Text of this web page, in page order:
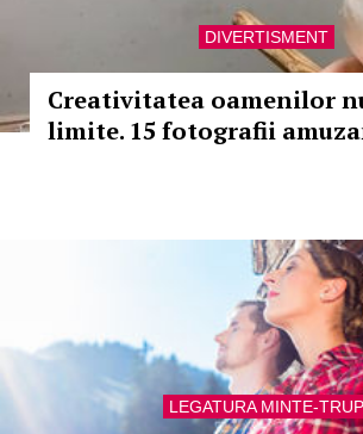
DIVERTISMENT
Creativitatea oamenilor
limite. 15 fotografii
LEGATURA MINTE-TRUP